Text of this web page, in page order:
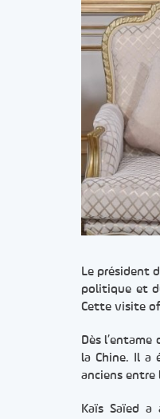
Le président
politique et
Cette visite
Dès
la Chine. Il a
anciens entre
Kaïs Saïed